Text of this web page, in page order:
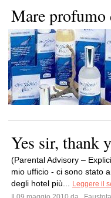
Mare profumo
Yes sir, thank
(Parental Advisory –
mio ufficio - ci sono stato
degli hotel più...
Leggere il